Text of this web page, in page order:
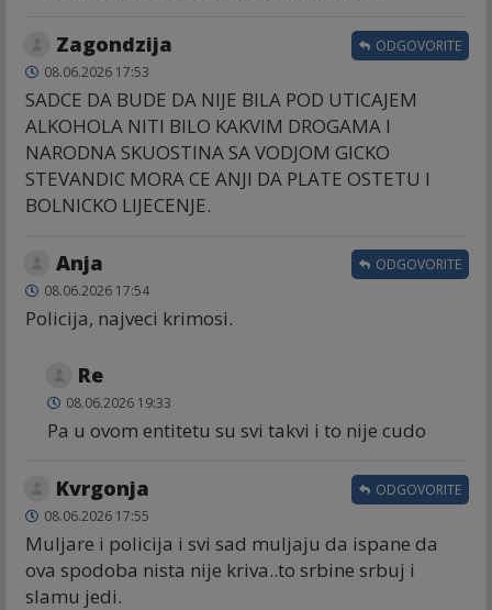
Zagondzija
08.06.2026 17:53
SADCE DA BUDE DA NIJE BILA POD UTICAJEM
ALKOHOLA NITI BILO KAKVIM DROGAMA I
NARODNA SKUOSTINA SA VODJOM GICKO
STEVANDIC MORA CE ANJI DA PLATE OSTETU I
BOLNICKO LIJECENJE.
ODGOVORITE
Anja
08.06.2026 17:54
Policija, najveci krimosi.
ODGOVORITE
Re
08.06.2026 19:33
Pa u ovom entitetu su svi takvi i to nije cudo
Kvrgonja
08.06.2026 17:55
Muljare i policija i svi sad muljaju da ispane da
ova spodoba nista nije kriva..to srbine srbuj i
slamu jedi.
ODGOVORITE